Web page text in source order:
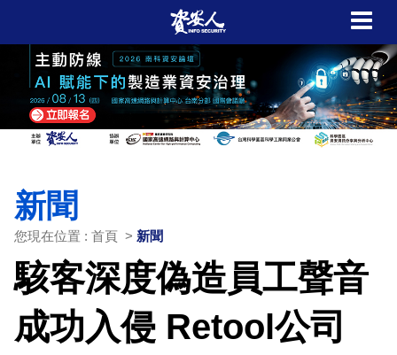
新聞
您現在位置 : 首頁 > 新聞
駭客深度偽造員工聲音
成功入侵 Retool公司